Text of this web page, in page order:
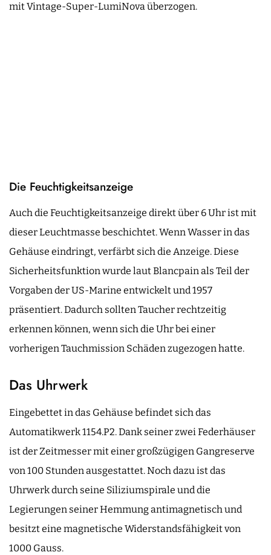
mit Vintage-Super-LumiNova überzogen.
Die Feuchtigkeitsanzeige
Auch die Feuchtigkeitsanzeige direkt über 6 Uhr ist mit
dieser Leuchtmasse beschichtet. Wenn Wasser in das
Gehäuse eindringt, verfärbt sich die Anzeige. Diese
Sicherheitsfunktion wurde laut Blancpain als Teil der
Vorgaben der US-Marine entwickelt und 1957
präsentiert. Dadurch sollten Taucher rechtzeitig
erkennen können, wenn sich die Uhr bei einer
vorherigen Tauchmission Schäden zugezogen hatte.
Das Uhrwerk
Eingebettet in das Gehäuse befindet sich das
Automatikwerk 1154.P2. Dank seiner zwei Federhäuser
ist der Zeitmesser mit einer großzügigen Gangreserve
von 100 Stunden ausgestattet. Noch dazu ist das
Uhrwerk durch seine Siliziumspirale und die
Legierungen seiner Hemmung antimagnetisch und
besitzt eine magnetische Widerstandsfähigkeit von
1000 Gauss.